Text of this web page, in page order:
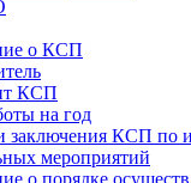
о КСП
КСП
на год
заключения КСП по
мероприятий
о порядке